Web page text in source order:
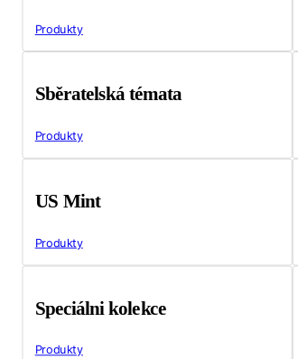
Produkty
Sběratelská témata
Produkty
US Mint
Produkty
Speciálni kolekce
Produkty